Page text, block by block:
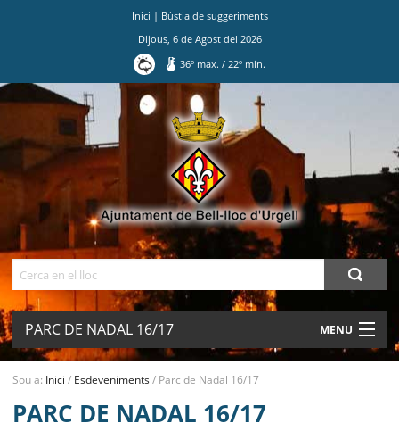
Inici | Bústia de suggeriments
Dijous, 6de Agostdel 2026
36º max./ 22º min.
PARC DE NADAL 16/17 MENU
MUNICIPI
Sou a: Inici / Esdeveniments/ Parc de Nadal 16/17
PARC DE NADAL 16/17